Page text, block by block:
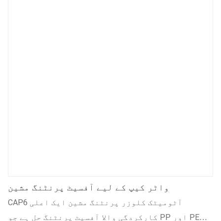
واٹر کیپ کے لیے آفسیٹ پرنٹنگ مشین
CAP6 آٹومیٹک کلوزر پرنٹنگ مشین ایک اعلی
کارکردگی والا آفسیٹ پرنٹنگ حل ہے جو PP اور PE